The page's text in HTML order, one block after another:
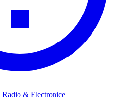
Radio & Electronice